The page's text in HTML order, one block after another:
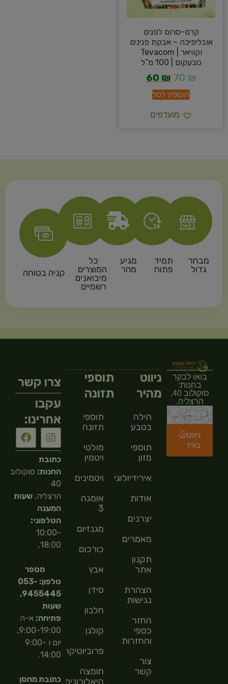
קרם-סרום לפנים
אובליפיכה – אבקת פנינים
וקוויאר | Tevacom
טבעקום | 100 מ”ל
70 ₪
60 ₪
הוספה לסל
מועדפים
מבחר
גדול
תמיד
פתוח
מגיע
מהר
כל
המוצרים
מיבואנים
רשמיים
קניה בטוחה
בואו לבקר
בחנות:
סוקולוב 40,
הרצליה.
ניווט
בוויז
ניווט
מהיר
הילה
בטבע
תוספי
מזון
אירידיולוגיה
אודות
יצרנים
מאמרים
תקנון
אתר
הצהרת
נגישות
החזר
כספי
והחזרות
צור
קשר
תוספי
תזונה
תוספי
תזונה
מולטי
ויטמין
ויטמינים
אומגה
3
מגנזיום
כורכום
אבץ
סידן
חלבון
קולגן
פרוביוטיקה
חומצה
היאלורונית
צרו קשר
עקבו
אחרינו:
כתובת
החנות: סוקולוב
40
הרצליה,שעות
המענה
הטלפוני:
10:00-
18:00,
מספר
טלפון: 053-
9455445,
שעות
פתיחה: א-ה
9:00-19:00,
יום ו 9:00-
14:00.
כתובת מחסן